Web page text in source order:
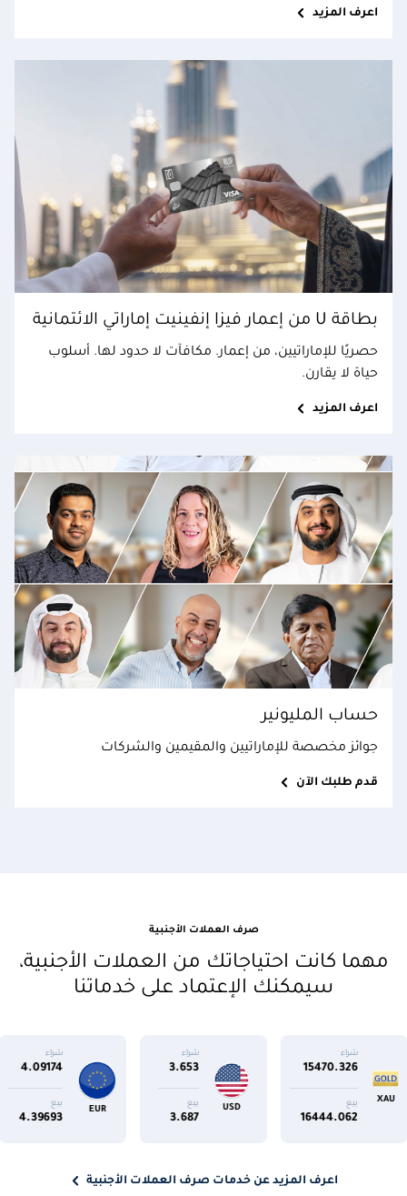
اعرف المزيد
بطاقة U من إعمار فيزا إنفينيت إماراتي الائتمانية
حصريًا للإماراتيين، من إعمار. مكافآت لا حدود لها. أسلوب
حياة لا يقارن.
اعرف المزيد
حساب المليونير
جوائز مخصصة للإماراتيين والمقيمين والشركات
قدم طلبك الآن
صرف العملات الأجنبية
مهما كانت احتياجاتك من العملات الأجنبية،
سيمكنك الإعتماد على خدماتنا
4.09174
اعرف المزيد عن خدمات صرف العملات الأجنبية